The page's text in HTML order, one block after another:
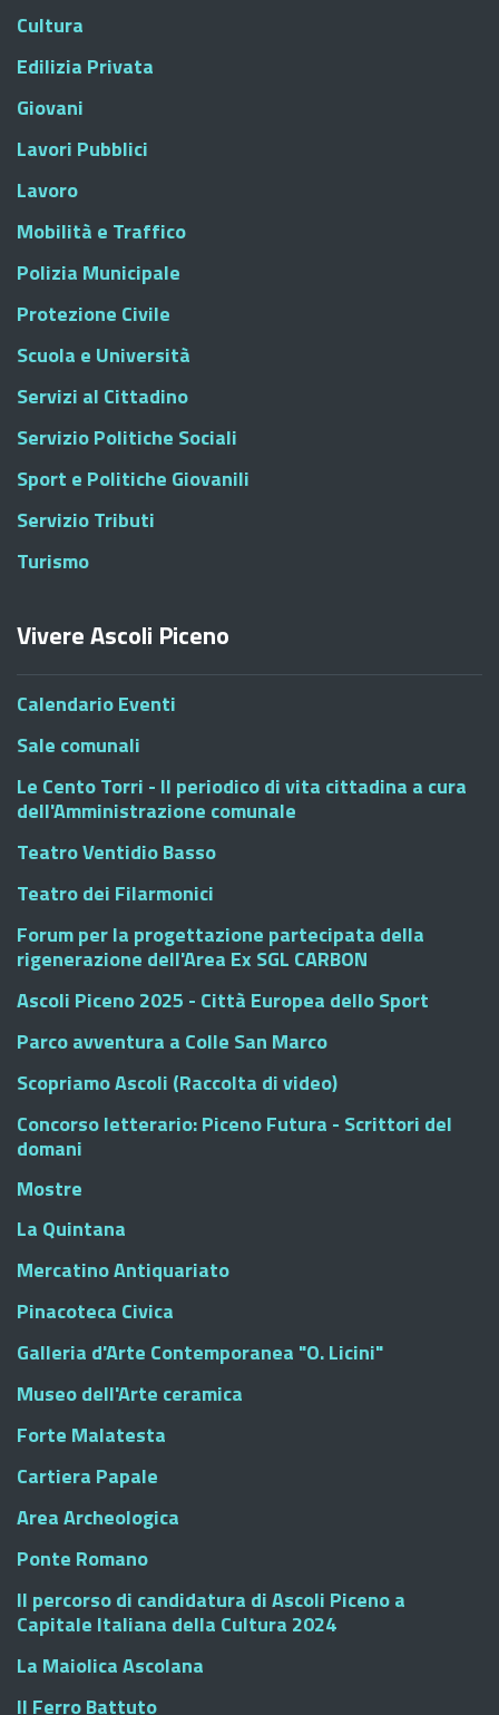
Cultura
Edilizia Privata
Giovani
Lavori Pubblici
Lavoro
Mobilità e Traffico
Polizia Municipale
Protezione Civile
Scuola e Università
Servizi al Cittadino
Servizio Politiche Sociali
Sport e Politiche Giovanili
Servizio Tributi
Turismo
Vivere Ascoli Piceno
Calendario Eventi
Sale comunali
Le Cento Torri - Il periodico di vita cittadina a cura
dell'Amministrazione comunale
Teatro Ventidio Basso
Teatro dei Filarmonici
Forum per la progettazione partecipata della
rigenerazione dell'Area Ex SGL CARBON
Ascoli Piceno 2025 - Città Europea dello Sport
Parco avventura a Colle San Marco
Scopriamo Ascoli (Raccolta di video)
Concorso letterario: Piceno Futura - Scrittori del
domani
Mostre
La Quintana
Mercatino Antiquariato
Pinacoteca Civica
Galleria d'Arte Contemporanea "O. Licini"
Museo dell'Arte ceramica
Forte Malatesta
Cartiera Papale
Area Archeologica
Ponte Romano
Il percorso di candidatura di Ascoli Piceno a
Capitale Italiana della Cultura 2024
La Maiolica Ascolana
Il Ferro Battuto